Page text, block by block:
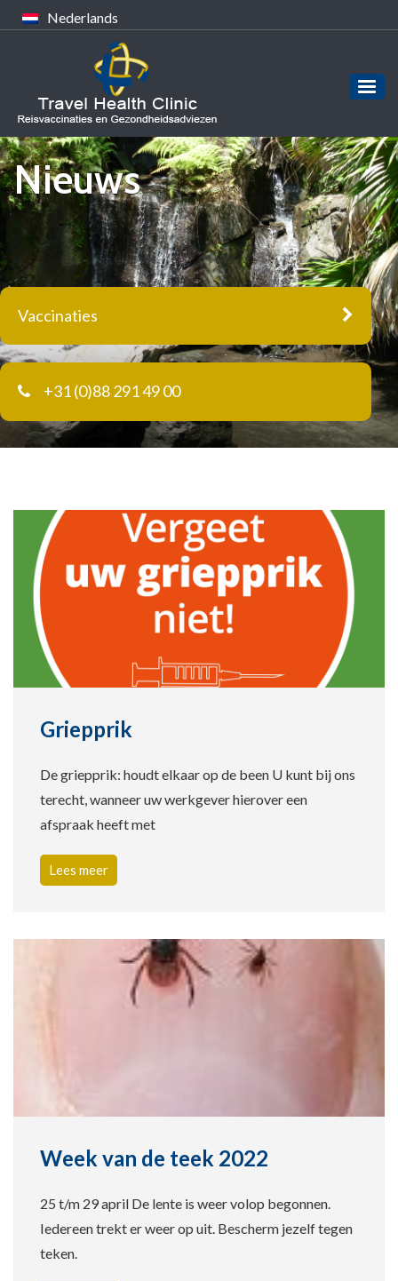
Nederlands
Nieuws
Vaccinaties
+31 (0)88 291 49 00
Griepprik
De griepprik: houdt elkaar op de been U kunt bij ons
terecht, wanneer uw werkgever hierover een
afspraak heeft met
Lees meer
Week van de teek 2022
25 t/m 29 april De lente is weer volop begonnen.
Iedereen trekt er weer op uit. Bescherm jezelf tegen
teken.